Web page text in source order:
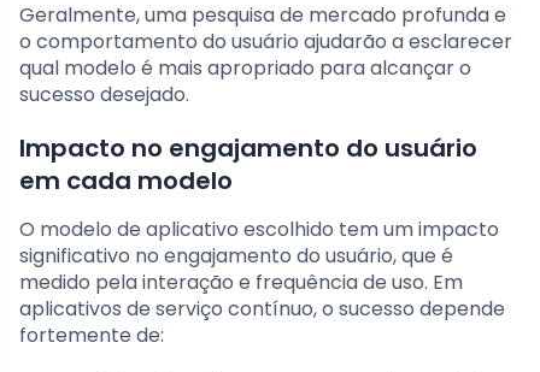
Geralmente, uma pesquisa de mercado profunda e
o comportamento do usuário ajudarão a esclarecer
qual modelo é mais apropriado para alcançar o
sucesso desejado.
Impacto no engajamento do usuário
em cada modelo
O modelo de aplicativo escolhido tem um impacto
significativo no engajamento do usuário, que é
medido pela interação e frequência de uso. Em
aplicativos de serviço contínuo, o sucesso depende
fortemente de: